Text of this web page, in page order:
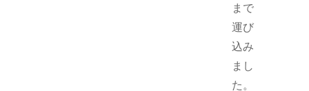
まで
運び
込み
まし
た。